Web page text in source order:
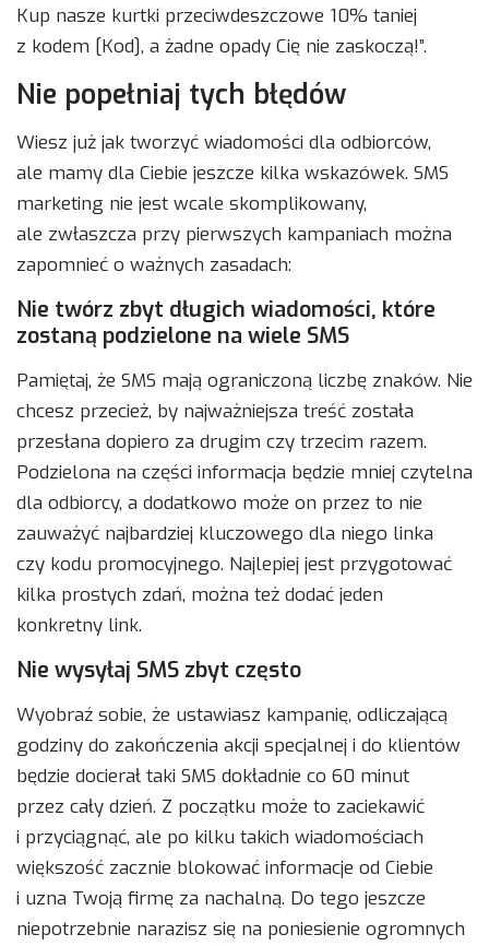
Kup nasze kurtki przeciwdeszczowe 10% taniej
z kodem [Kod], a żadne opady Cię nie zaskoczą!”.
Nie popełniaj tych błędów
Wiesz już jak tworzyć wiadomości dla odbiorców,
ale mamy dla Ciebie jeszcze kilka wskazówek. SMS
marketing nie jest wcale skomplikowany,
ale zwłaszcza przy pierwszych kampaniach można
zapomnieć o ważnych zasadach:
Nie twórz zbyt długich wiadomości, które
zostaną podzielone na wiele SMS
Pamiętaj, że SMS mają ograniczoną liczbę znaków. Nie
chcesz przecież, by najważniejsza treść została
przesłana dopiero za drugim czy trzecim razem.
Podzielona na części informacja będzie mniej czytelna
dla odbiorcy, a dodatkowo może on przez to nie
zauważyć najbardziej kluczowego dla niego linka
czy kodu promocyjnego. Najlepiej jest przygotować
kilka prostych zdań, można też dodać jeden
konkretny link.
Nie wysyłaj SMS zbyt często
Wyobraź sobie, że ustawiasz kampanię, odliczającą
godziny do zakończenia akcji specjalnej i do klientów
będzie docierał taki SMS dokładnie co 60 minut
przez cały dzień. Z początku może to zaciekawić
i przyciągnąć, ale po kilku takich wiadomościach
większość zacznie blokować informacje od Ciebie
i uzna Twoją firmę za nachalną. Do tego jeszcze
niepotrzebnie narazisz się na poniesienie ogromnych